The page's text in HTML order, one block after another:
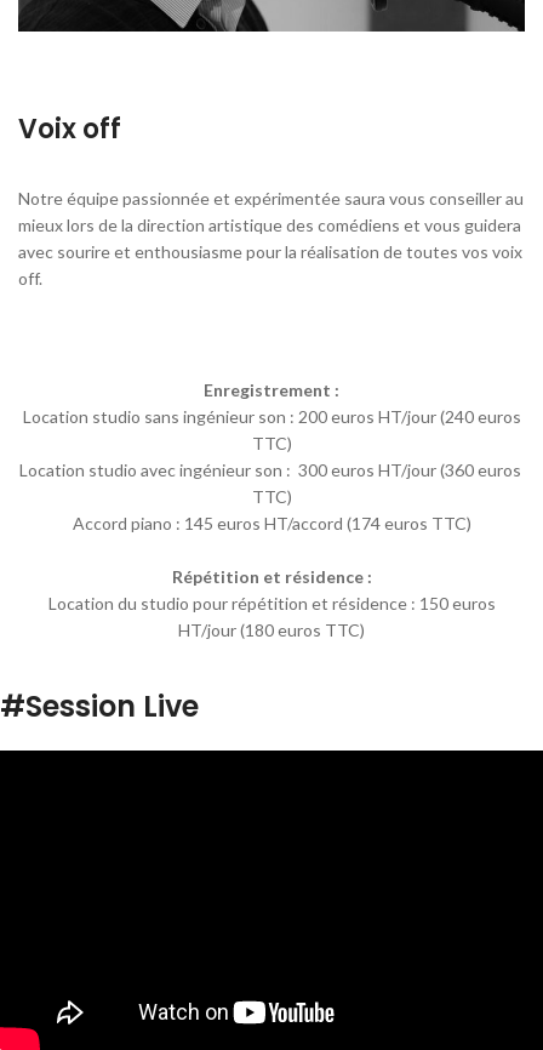
Voix off
Notre équipe passionnée et expérimentée saura vous conseiller au
mieux lors de la direction artistique des comédiens et vous guidera
avec sourire et enthousiasme pour la réalisation de toutes vos voix
off.
Enregistrement :
Location studio sans ingénieur son : 200 euros HT/jour (240 euros
TTC)
Location studio avec ingénieur son : 300 euros HT/jour (360 euros
TTC)
Accord piano : 145 euros HT/accord (174 euros TTC)
Répétition et résidence :
Location du studio pour répétition et résidence : 150 euros
HT/jour (180 euros TTC)
#Session Live